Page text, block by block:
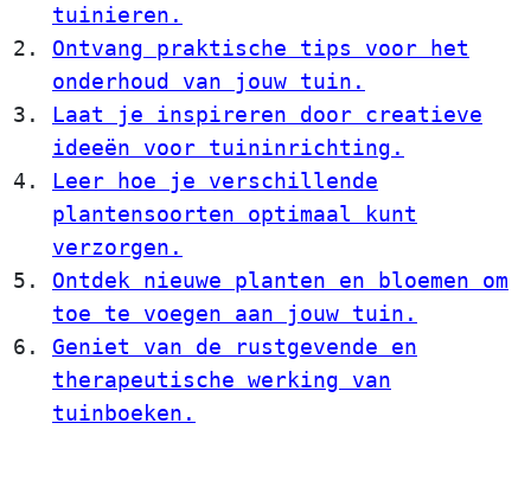
tuinieren.
Ontvang praktische tips voor het
onderhoud van jouw tuin.
Laat je inspireren door creatieve
ideeën voor tuininrichting.
Leer hoe je verschillende
plantensoorten optimaal kunt
verzorgen.
Ontdek nieuwe planten en bloemen om
toe te voegen aan jouw tuin.
Geniet van de rustgevende en
therapeutische werking van
tuinboeken.